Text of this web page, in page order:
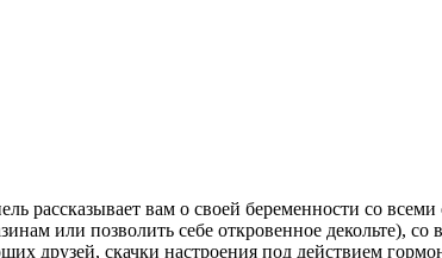
вам о своей беременности со всеми ее
или позволить себе откровенное декольте),
друзей, скачки настроения под действием